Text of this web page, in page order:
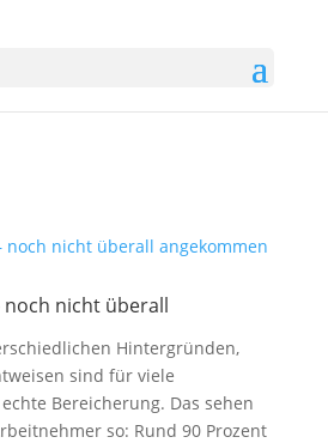
noch nicht überall
Hintergründen,
sind für viele
Bereicherung. Das sehen
so: Rund 90 Prozent